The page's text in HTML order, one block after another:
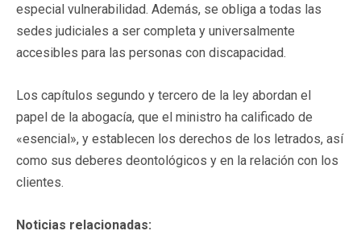
especial vulnerabilidad. Además, se obliga a todas las
sedes judiciales a ser completa y universalmente
accesibles para las personas con discapacidad.
Los capítulos segundo y tercero de la ley abordan el
papel de la abogacía, que el ministro ha calificado de
«esencial», y establecen los derechos de los letrados, así
como sus deberes deontológicos y en la relación con los
clientes.
Noticias relacionadas: